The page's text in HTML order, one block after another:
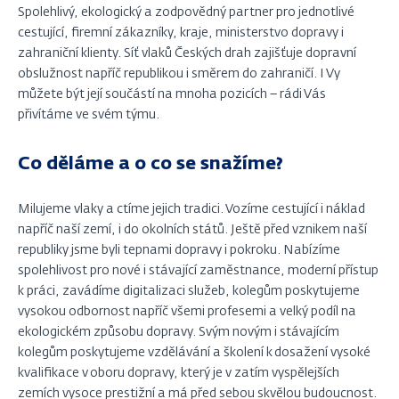
Spolehlivý, ekologický a zodpovědný partner pro jednotlivé
cestující, firemní zákazníky, kraje, ministerstvo dopravy i
zahraniční klienty. Síť vlaků Českých drah zajišťuje dopravní
obslužnost napříč republikou i směrem do zahraničí. I Vy
můžete být její součástí na mnoha pozicích – rádi Vás
přivítáme ve svém týmu.
Co děláme a o co se snažíme?
Milujeme vlaky a ctíme jejich tradici. Vozíme cestující i náklad
napříč naší zemí, i do okolních států. Ještě před vznikem naší
republiky jsme byli tepnami dopravy i pokroku. Nabízíme
spolehlivost pro nové i stávající zaměstnance, moderní přístup
k práci, zavádíme digitalizaci služeb, kolegům poskytujeme
vysokou odbornost napříč všemi profesemi a velký podíl na
ekologickém způsobu dopravy. Svým novým i stávajícím
kolegům poskytujeme vzdělávání a školení k dosažení vysoké
kvalifikace v oboru dopravy, který je v zatím vyspělejších
zemích vysoce prestižní a má před sebou skvělou budoucnost.